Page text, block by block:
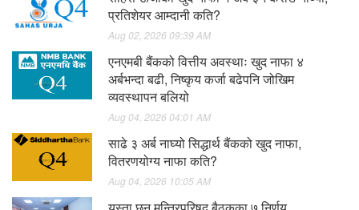
प्रतिशेयर आम्दानी कति?
Aug 02, 2026 09:39 AM
एनएमबी बैंकको वित्तीय अवस्थाः खुद नाफा ४
अर्बभन्दा बढी, निष्कृय कर्जा बढेपनि जोखिम
व्यवस्थापन बलियो
Aug 04, 2026 04:01 AM
साढे ३ अर्ब नाघ्यो सिद्धार्थ बैंकको खुद नाफा,
वितरणयोग्य नाफा कति?
Aug 04, 2026 10:05 AM